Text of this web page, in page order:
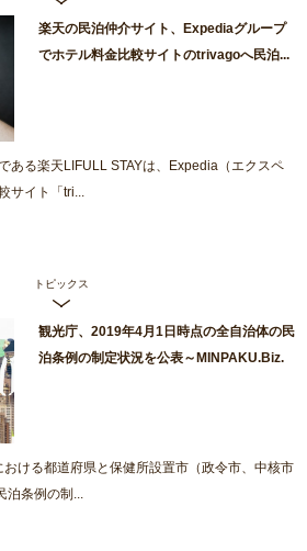
楽天の民泊仲介サイト、Expediaグループ
でホテル料金比較サイトのtrivagoへ民泊...
ある楽天LIFULL STAYは、Expedia（エクスペ
サイト「tri...
トピックス
観光庁、2019年4月1日時点の全自治体の民
泊条例の制定状況を公表～MINPAKU.Biz.
ける都道府県と保健所設置市（政令市、中核市
泊条例の制...